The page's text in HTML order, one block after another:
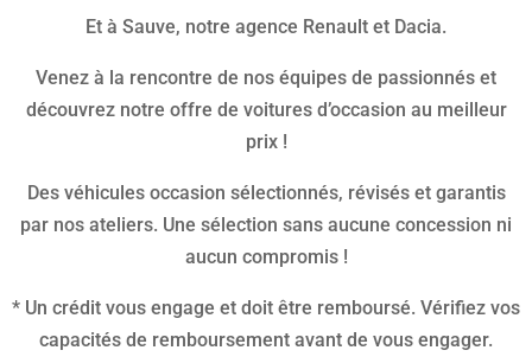
Et à Sauve, notre agence Renault et Dacia.
Venez à la rencontre de nos équipes de passionnés et
découvrez notre offre de voitures d’occasion au meilleur
prix !
Des véhicules occasion sélectionnés, révisés et garantis
par nos ateliers. Une sélection sans aucune concession ni
aucun compromis !
* Un crédit vous engage et doit être remboursé. Vérifiez vos
capacités de remboursement avant de vous engager.